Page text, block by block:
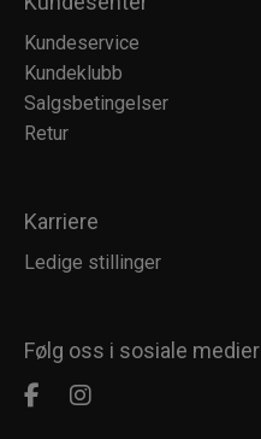
Kundeservice
Kundeklubb
Salgsbetingelser
Retur
Karriere
Ledige stillinger
Følg oss i sosiale medier